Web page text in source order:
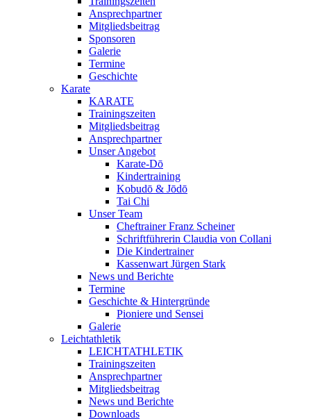
Ansprechpartner
Mitgliedsbeitrag
Sponsoren
Galerie
Termine
Geschichte
Karate
KARATE
Trainingszeiten
Mitgliedsbeitrag
Ansprechpartner
Unser Angebot
Karate-Dō
Kindertraining
Kobudō & Jōdō
Tai Chi
Unser Team
Cheftrainer Franz Scheiner
Schriftführerin Claudia von Collani
Die Kindertrainer
Kassenwart Jürgen Stark
News und Berichte
Termine
Geschichte & Hintergründe
Pioniere und Sensei
Galerie
Leichtathletik
LEICHTATHLETIK
Trainingszeiten
Ansprechpartner
Mitgliedsbeitrag
News und Berichte
Downloads